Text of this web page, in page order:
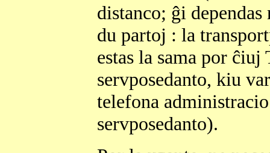
distanco; ĝi
du partoj : la
estas la sama por
servposedanto, kiu
telefona
servposedanto).